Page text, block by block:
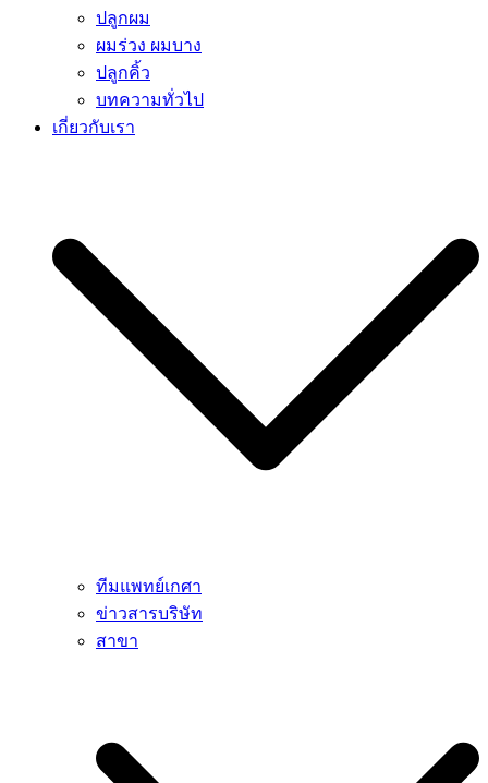
ปลูกผม
ผมร่วง ผมบาง
ปลูกคิ้ว
บทความทั่วไป
เกี่ยวกับเรา
ทีมแพทย์เกศา
ข่าวสารบริษัท
สาขา